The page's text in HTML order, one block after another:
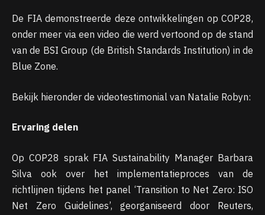
De FIA ​​demonstreerde deze ontwikkelingen op COP28,
onder meer via een video die werd vertoond op de stand
van de BSI Group (de British Standards Institution) in de
Blue Zone.
Bekijk hieronder de videotestimonial van Natalie Robyn:
Ervaring delen
Op COP28 sprak FIA Sustainability Manager Barbara
Silva ook over het implementatieproces van de
richtlijnen tijdens het panel ‘Transition to Net Zero: ISO
Net Zero Guidelines’, georganiseerd door Reuters,